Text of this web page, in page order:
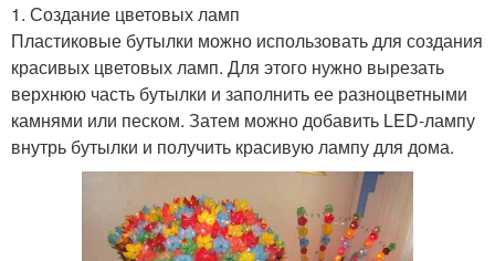
1. Создание цветовых ламп
Пластиковые бутылки можно использовать для создания
красивых цветовых ламп. Для этого нужно вырезать
верхнюю часть бутылки и заполнить ее разноцветными
камнями или песком. Затем можно добавить LED-лампу
внутрь бутылки и получить красивую лампу для дома.